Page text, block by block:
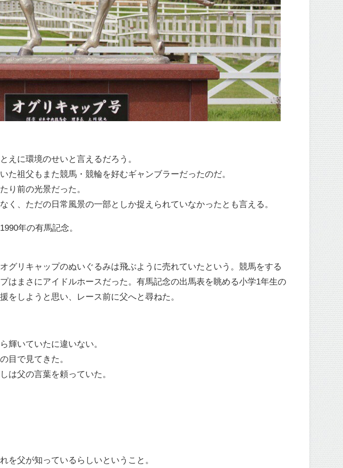
えに環境のせいと言えるだろう。
祖父もまた競馬・競輪を好むギャンブラーだったのだ。
り前の光景だった。
、ただの日常風景の一部としか捉えられていなかったとも言える。
年の有馬記念。
グリキャップのぬいぐるみは飛ぶように売れていたという。競馬をする
はまさにアイドルホースだった。有馬記念の出馬表を眺める小学1年生の
をしようと思い、レース前に父へと尋ねた。
輝いていたに違いない。
目で見てきた。
は父の言葉を頼っていた。
を父が知っているらしいということ。